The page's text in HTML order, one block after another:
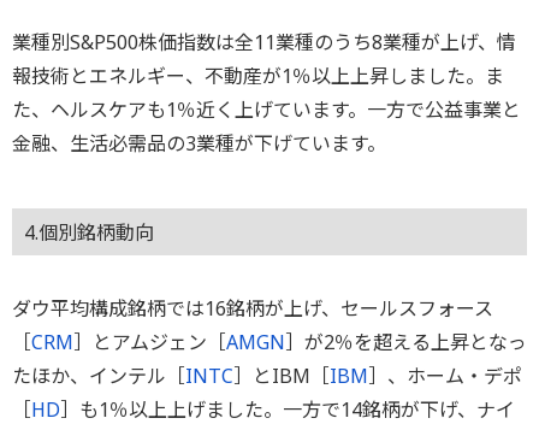
業種別S&P500株価指数は全11業種のうち8業種が上げ、情
報技術とエネルギー、不動産が1％以上上昇しました。ま
た、ヘルスケアも1％近く上げています。一方で公益事業と
金融、生活必需品の3業種が下げています。
4.個別銘柄動向
ダウ平均構成銘柄では16銘柄が上げ、セールスフォース
［CRM］とアムジェン［AMGN］が2％を超える上昇となっ
たほか、インテル［INTC］とIBM［IBM］、ホーム・デポ
［HD］も1％以上上げました。一方で14銘柄が下げ、ナイ